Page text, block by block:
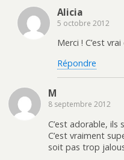
Alicia
5 octobre 2012
Merci ! C’est
Répondre
M
8 septembre 2012
C’est adorable,
C’est vraiment
soit pas trop